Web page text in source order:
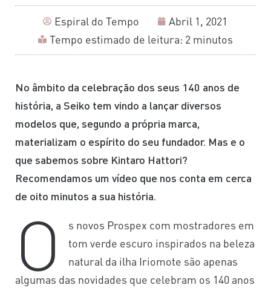
Espiral do Tempo
Abril 1, 2021
Tempo estimado de leitura: 2 minutos
No âmbito da celebração dos seus 140 anos de
história, a Seiko tem vindo a lançar diversos
modelos que, segundo a própria marca,
materializam o espírito do seu fundador. Mas e o
que sabemos sobre Kintaro Hattori?
Recomendamos um vídeo que nos conta em cerca
de oito minutos a sua história.
O
s novos Prospex com mostradores em
tom verde escuro inspirados na beleza
natural da ilha Iriomote são apenas
algumas das novidades que celebram os 140 anos